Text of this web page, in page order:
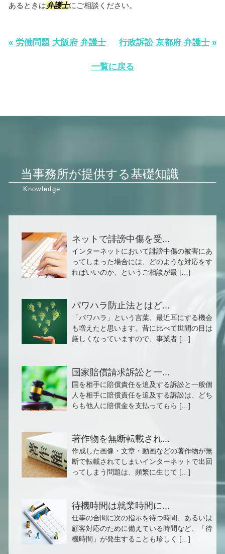
あるときは弁護士にご相談ください。
« 労働問題 大阪府 弁護士 行政訴訟 京都府 弁護士 »
一覧に戻る
当事務所が提供する基礎知識
ネットで誹謗中傷を受...
インターネットにおいて誹謗中傷の被害にあ
ってしまった場合には、どのような対応をす
ればいいのか、というご相談が最 […]
パワハラ防止法とはど...
「パワハラ」という言葉、最近耳にする機会
も増えたと思います。昔に比べて世間の目は
厳しくなっていますので、事業者 […]
国家賠償請求訴訟と一...
国を相手に賠償責任を追及する訴訟と一般個
人を相手に賠償責任を追及する訴訟は、どち
らも他人に賠償金を支払ってもら […]
著作物を無断転載され...
作成した画像・文章・動画などの著作物が無
断で転載されてしまいインターネットで出回
ってしまう問題は、頻繁に生じて […]
待機時間は就業時間に...
仕事の合間に次の指示を待つ時間、あるいは
顧客対応のために備えている時間など、「待
機時間」が発生することも珍しく […]